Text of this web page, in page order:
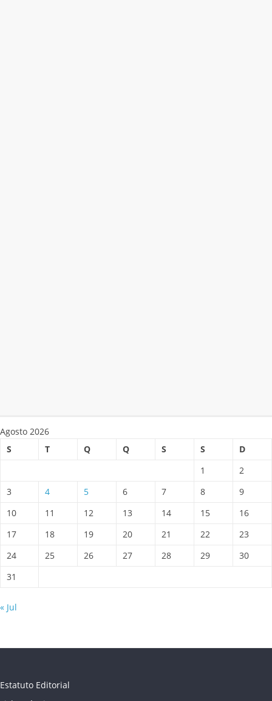
Agosto 2026
S
T Q Q S S
D
1
2
3
4 5 6 7 8
9
10
11 12 13 14 15
16
17
18 19 20 21 22
23
24
25 26 27 28 29
30
31
« Jul
Estatuto Editorial